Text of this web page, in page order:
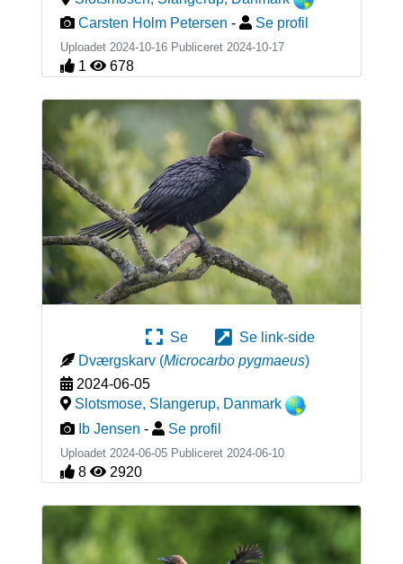
Carsten Holm Petersen - Se profil
Uploadet 2024-10-16 Publiceret 2024-10-17
1 678
Se
Se link-side
Dværgskarv (Microcarbo pygmaeus)
2024-06-05
Slotsmose, Slangerup, Danmark
Ib Jensen - Se profil
Uploadet 2024-06-05 Publiceret 2024-06-10
8 2920